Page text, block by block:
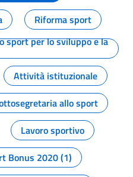
Riforma sport
sport per lo sviluppo e la
Attività istituzionale
allo sport
Lavoro sportivo
Bonus 2020 (1)